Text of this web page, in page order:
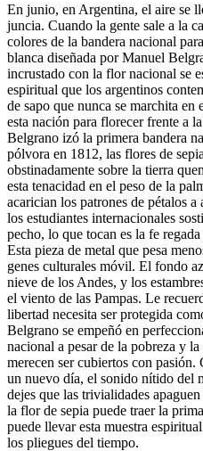
En junio, en Argentina, el aire se
juncia. Cuando la gente sale a la
colores de la bandera nacional
blanca diseñada por Manuel
incrustado con la flor nacional se
espiritual que los argentinos
de sapo que nunca se marchita
esta nación para florecer frente a
Belgrano izó la primera bandera
pólvora en 1812, las flores de
obstinadamente sobre la tierra
esta tenacidad en el peso de la
acarician los patrones de pétalos
los estudiantes internacionales
pecho, lo que tocan es la fe
Esta pieza de metal que pesa
genes culturales móvil. El fondo
nieve de los Andes, y los
el viento de las Pampas. Le
libertad necesita ser protegida
Belgrano se empeñó en
nacional a pesar de la pobreza y
merecen ser cubiertos con
un nuevo día, el sonido nítido del
dejes que las trivialidades
la flor de sepia puede traer la
puede llevar esta muestra
los pliegues del tiempo.